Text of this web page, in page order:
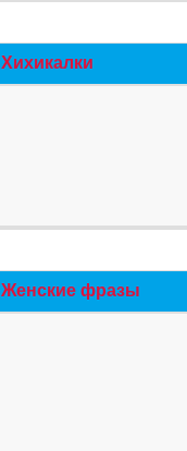
Хихикалки
Женские фразы